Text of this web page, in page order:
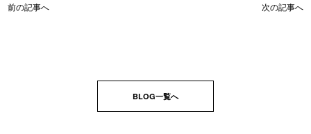
前の記事へ 次の記事へ
BLOG一覧へ